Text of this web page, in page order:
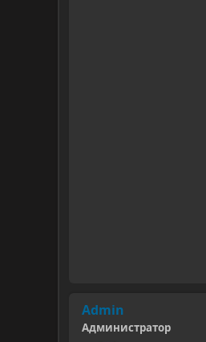
Admin
Администратор